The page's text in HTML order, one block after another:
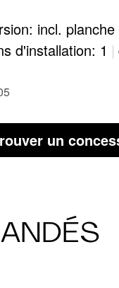
incl.
d'installation: 1 |
un